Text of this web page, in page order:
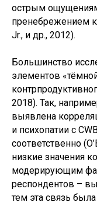
острым
пренебрежением
Jr., и др., 2012).
Большинство
элементов
2018). Так,
выявлена
и психопатии с
соответственно
низкие значения
модерирующим
респондентов –
тем эта связь